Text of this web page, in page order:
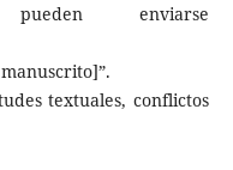
enviarse
textuales, conflictos